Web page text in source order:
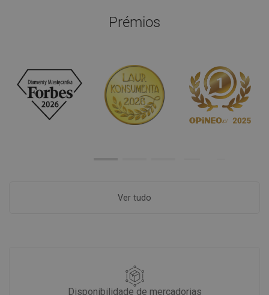
Prémios
Ver tudo
Disponibilidade de mercadorias